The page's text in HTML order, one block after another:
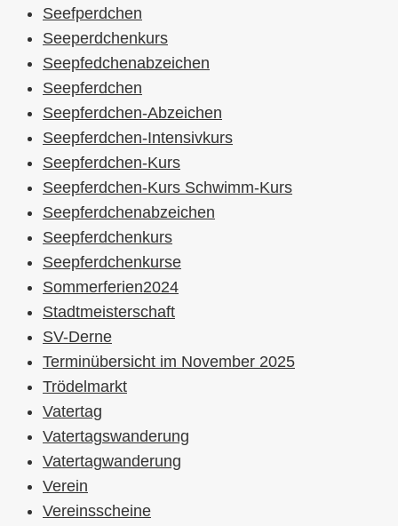
Seefperdchen
Seeperdchenkurs
Seepfedchenabzeichen
Seepferdchen
Seepferdchen-Abzeichen
Seepferdchen-Intensivkurs
Seepferdchen-Kurs
Seepferdchen-Kurs Schwimm-Kurs
Seepferdchenabzeichen
Seepferdchenkurs
Seepferdchenkurse
Sommerferien2024
Stadtmeisterschaft
SV-Derne
Terminübersicht im November 2025
Trödelmarkt
Vatertag
Vatertagswanderung
Vatertagwanderung
Verein
Vereinsscheine